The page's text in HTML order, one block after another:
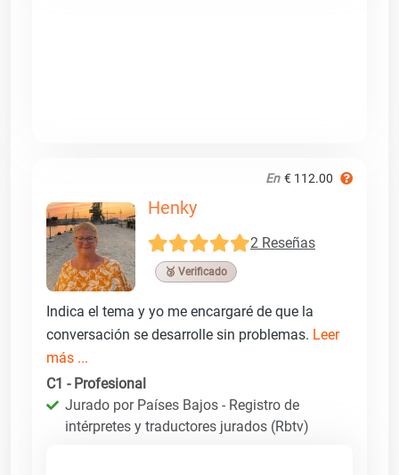
En € 112.00
Henky
2 Reseñas
🥉 Verificado
Indica el tema y yo me encargaré de que la
conversación se desarrolle sin problemas. Leer
más ...
C1 - Profesional
Jurado por Países Bajos - Registro de
intérpretes y traductores jurados (Rbtv)